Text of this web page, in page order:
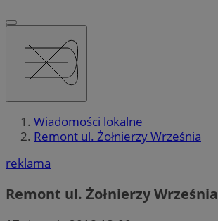
Wiadomości lokalne
Remont ul. Żołnierzy Września
reklama
Remont ul. Żołnierzy Września